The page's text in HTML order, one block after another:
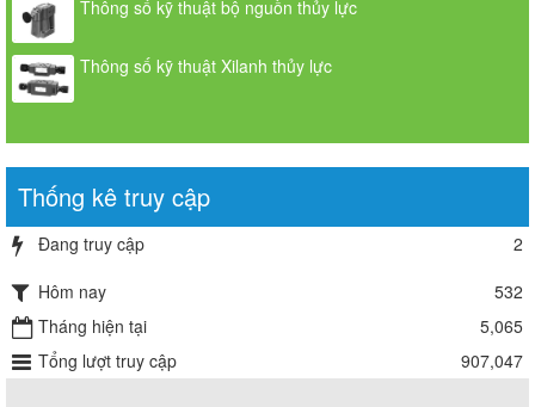
Thông số kỹ thuật bộ nguồn thủy lực
Thông số kỹ thuật Xilanh thủy lực
Thống kê truy cập
Đang truy cập
2
Hôm nay
532
Tháng hiện tại
5,065
Tổng lượt truy cập
907,047